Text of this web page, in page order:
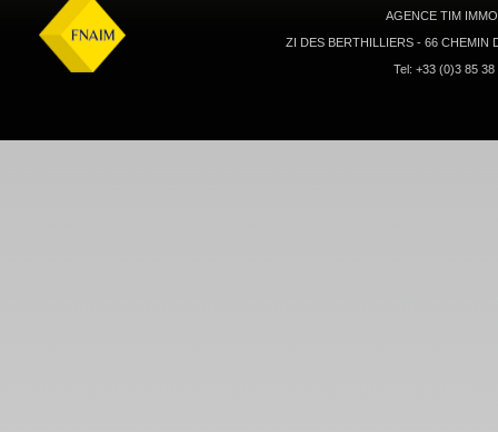
AGENCE TIM
ZI DES BERTHILLIERS - 66 CHEMIN
Tel: +33 (0)3 85